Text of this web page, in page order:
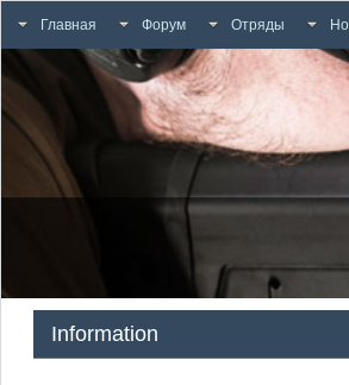
Главная Форум Отряды
Information